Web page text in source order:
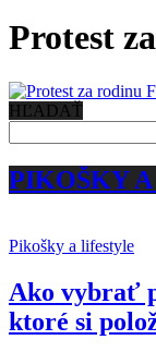
Protest
HĽADAŤ
PIKOŠKY
Pikošky a lifestyle
Ako vybrať
ktoré si